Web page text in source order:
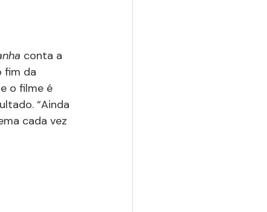
conta a
fim da
o filme é
“Ainda
cada vez